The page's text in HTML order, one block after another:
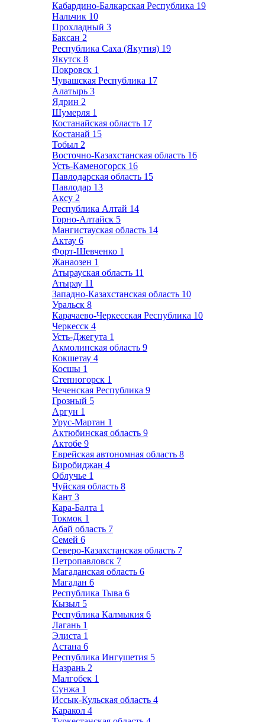
Кабардино-Балкарская Республика 19
Нальчик 10
Прохладный 3
Баксан 2
Республика Саха (Якутия) 19
Якутск 8
Покровск 1
Чувашская Республика 17
Алатырь 3
Ядрин 2
Шумерля 1
Костанайская область 17
Костанай 15
Тобыл 2
Восточно-Казахстанская область 16
Усть-Каменогорск 16
Павлодарская область 15
Павлодар 13
Аксу 2
Республика Алтай 14
Горно-Алтайск 5
Мангистауская область 14
Актау 6
Форт-Шевченко 1
Жанаозен 1
Атырауская область 11
Атырау 11
Западно-Казахстанская область 10
Уральск 8
Карачаево-Черкесская Республика 10
Черкесск 4
Усть-Джегута 1
Акмолинская область 9
Кокшетау 4
Косшы 1
Степногорск 1
Чеченская Республика 9
Грозный 5
Аргун 1
Урус-Мартан 1
Актюбинская область 9
Актобе 9
Еврейская автономная область 8
Биробиджан 4
Облучье 1
Чуйская область 8
Кант 3
Кара-Балта 1
Токмок 1
Абай область 7
Семей 6
Северо-Казахстанская область 7
Петропавловск 7
Магаданская область 6
Магадан 6
Республика Тыва 6
Кызыл 5
Республика Калмыкия 6
Лагань 1
Элиста 1
Астана 6
Республика Ингушетия 5
Назрань 2
Малгобек 1
Сунжа 1
Иссык-Кульская область 4
Каракол 4